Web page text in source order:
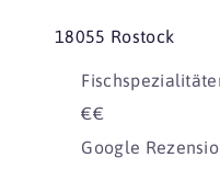
18055 Rostock
€€
Google